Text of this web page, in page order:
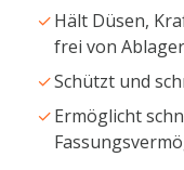
Hält Düsen,
frei von
Schützt und
Ermöglicht